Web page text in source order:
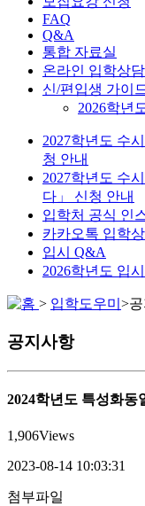
FAQ
Q&A
통합 자료실
온라인 입학상담
신/편입생 가이
2026학년
2027학년도 수
청 안내
2027학년도 수
다」 신청 안내
입학처 공식 인
카카오톡 입학
입시 Q&A
2026학년도 입
> 입학도우미 >
공지사항
2024학년도 특성화동
1,906Views
2023-08-14 10:03:31
첨부파일